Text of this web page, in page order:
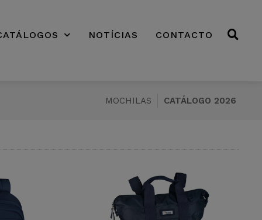
NOTÍCIAS CONTACTO
MOCHILAS CATÁLOGO 2026